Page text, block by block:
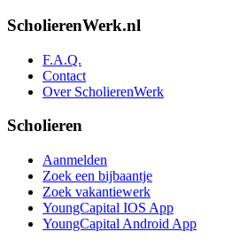
ScholierenWerk.nl
F.A.Q.
Contact
Over ScholierenWerk
Scholieren
Aanmelden
Zoek een bijbaantje
Zoek vakantiewerk
YoungCapital IOS App
YoungCapital Android App